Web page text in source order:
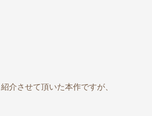
介させて頂いた本作ですが、